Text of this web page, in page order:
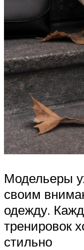
Модельеры
своим
одежду.
тренировок
стильно